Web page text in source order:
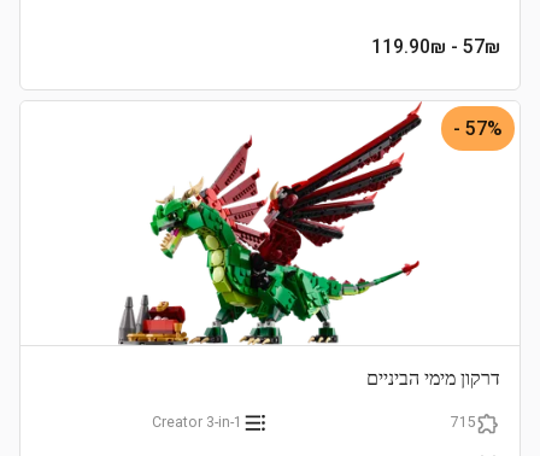
57₪
- 119.90₪
57% -
דרקון מימי הביניים
715
Creator 3-in-1